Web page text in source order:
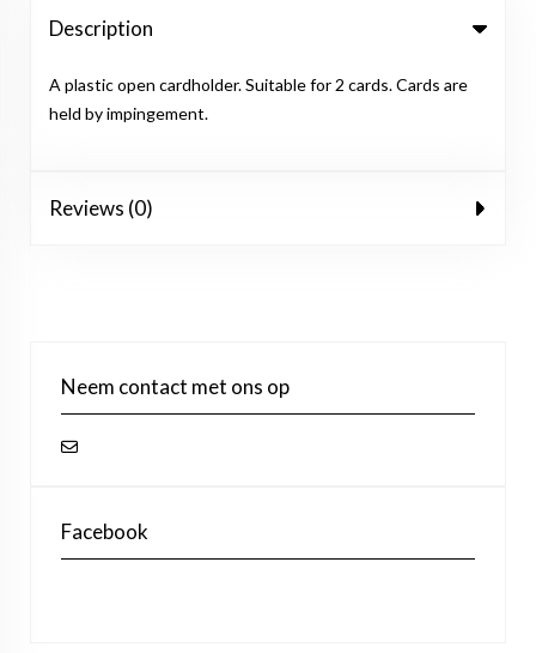
Description
A plastic open cardholder. Suitable for 2 cards. Cards are
held by impingement.
Reviews (0)
Neem contact met ons op
Facebook